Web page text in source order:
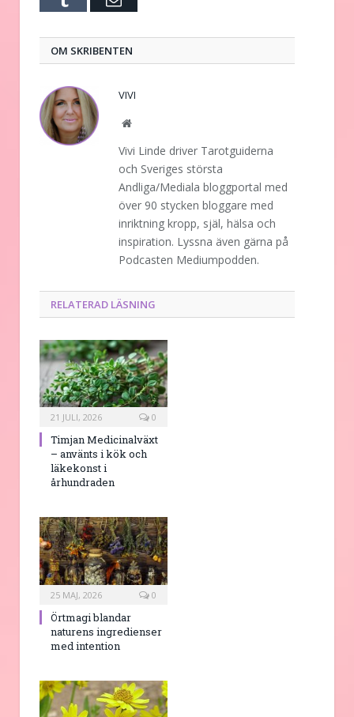
OM SKRIBENTEN
VIVI
Website
Vivi Linde driver Tarotguiderna
och Sveriges största
Andliga/Mediala bloggportal med
över 90 stycken bloggare med
inriktning kropp, själ, hälsa och
inspiration. Lyssna även gärna på
Podcasten Mediumpodden.
RELATERAD LÄSNING
21 JULI, 2026 0
Timjan Medicinalväxt
– använts i kök och
läkekonst i
århundraden
25 MAJ, 2026 0
Örtmagi blandar
naturens ingredienser
med intention